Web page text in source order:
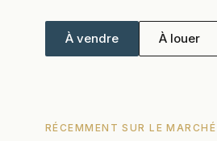
À vendre À louer
RÉCEMMENT SUR LE MARCHÉ